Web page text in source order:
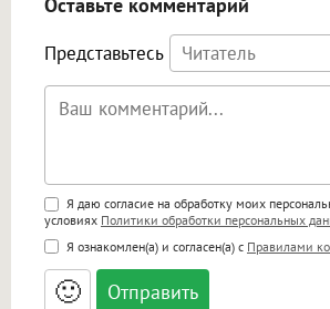
Представьтесь
Поддержка HTML
<b>, <strong>, <u>, <i>, <em>,
<small>, <sup>, <sub>, <pre>,
<blockquote>, <code> экранирует
адреса URL автоматически
Я даю согласие на обработку моих
условиях Политики обработки персональных
Я ознакомлен(а) и согласен(а) с Правилами
🙂